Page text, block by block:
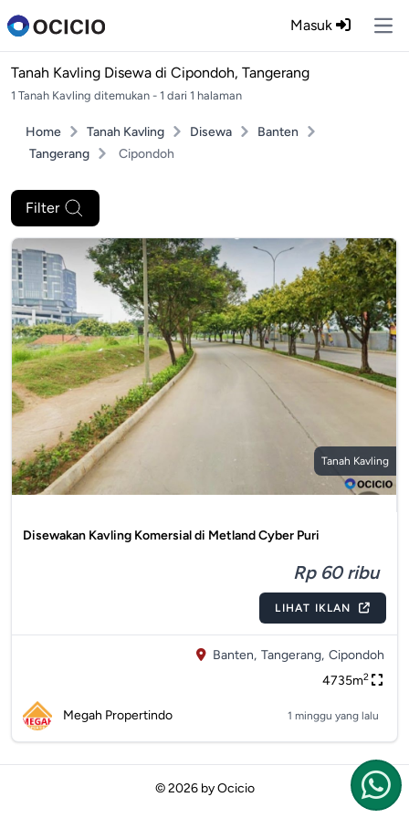
Masuk
Tanah Kavling Disewa di Cipondoh, Tangerang
1 Tanah Kavling ditemukan - 1 dari 1 halaman
Home Tanah Kavling Disewa
Banten
Tangerang
Cipondoh
Filter
Tanah Kavling
Disewakan Kavling Komersial di Metland Cyber Puri
Rp 60 ribu
LIHAT IKLAN
Banten, Tangerang, Cipondoh
4735m2
Megah Propertindo 1 minggu yang lalu
© 2026 byOcicio